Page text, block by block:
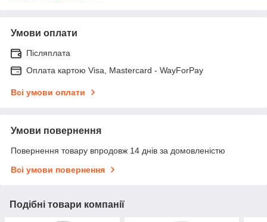
Умови оплати
Післяплата
Оплата картою Visa, Mastercard - WayForPay
Всі умови оплати
Умови повернення
Повернення товару впродовж 14 днів за домовленістю
Всі умови повернення
Подібні товари компанії